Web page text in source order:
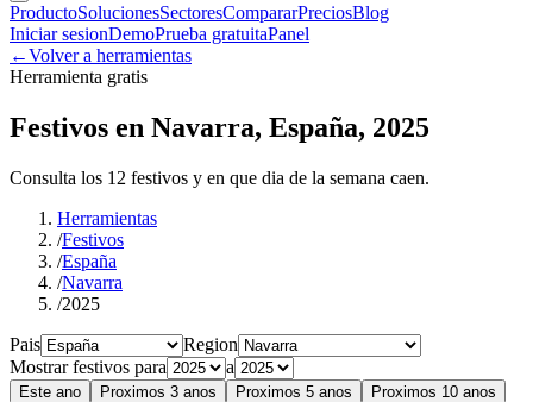
ProductoSolucionesSectoresCompararPreciosBlog
Iniciar sesionDemoPrueba gratuitaPanel
←Volver a herramientas
Herramienta gratis
Festivos en Navarra, España, 2025
Consulta los 12 festivos y en que dia de la semana caen.
Herramientas
/Festivos
/España
/Navarra
/2025
Pais
Region
Mostrar festivos para
a
Este ano Proximos 3 anos Proximos 5 anos Proximos 10 anos